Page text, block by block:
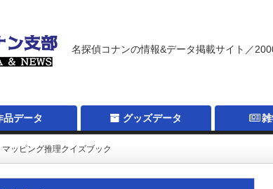
名探偵コナンの情報&データ掲載サイト／
品データ グッズデータ 雑
ッピング推理クイズブック